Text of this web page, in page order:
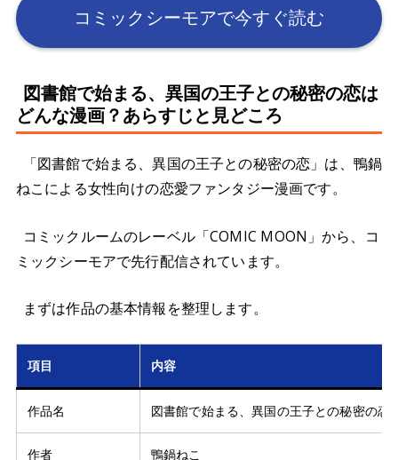
コミックシーモアで今すぐ読む
図書館で始まる、異国の王子との秘密の恋は
どんな漫画？あらすじと見どころ
「図書館で始まる、異国の王子との秘密の恋」は、鴨鍋
ねこによる女性向けの恋愛ファンタジー漫画です。
コミックルームのレーベル「COMIC MOON」から、コ
ミックシーモアで先行配信されています。
まずは作品の基本情報を整理します。
項目 内容
作品名 図書館で始まる、異国の王子との秘密の恋
作者 鴨鍋ねこ